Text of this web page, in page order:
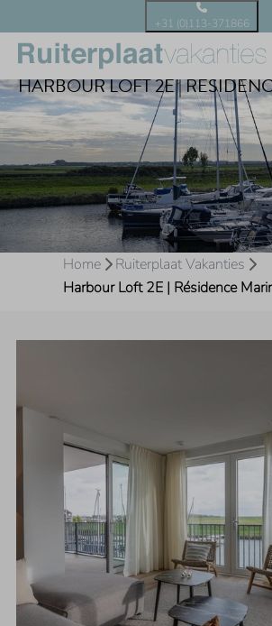
+31 (0)113-371866
HARBOUR LOFT 2E |
Home
Ruiterplaat Vakanties
Harbour Loft 2E | Résidence